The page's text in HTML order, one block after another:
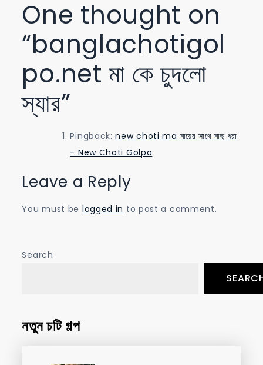
One thought on
“banglachotigol
po.net মা কে চুদলো
স্যার”
Pingback:new choti ma মায়ের সাথে মাছ ধরা
- New Choti Golpo
Leave a Reply
You must be logged in to post a comment.
Search
নতুন চটি গল্প